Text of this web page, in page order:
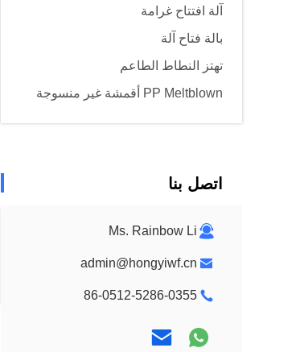
آلة افتتاح غرامة
بالة فتاح آلة
تهتز النطاط الطاعم
PP Meltblown أقمشة غير منسوجة
اتصل بنا
Ms. Rainbow Li
admin@hongyiwf.cn
86-0512-5286-0355